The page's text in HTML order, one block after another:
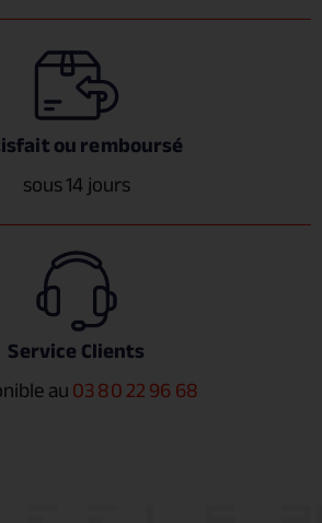
ou remboursé
sous 14 jours
Service Clients
au03 80 22 96 68